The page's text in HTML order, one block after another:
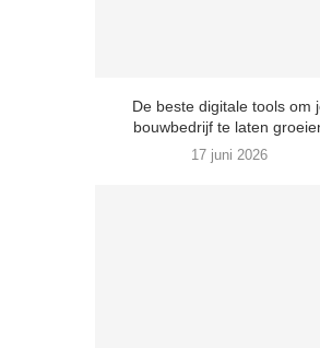
De beste digitale tools om
bouwbedrijf te laten
17 juni 2026